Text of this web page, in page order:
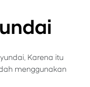
Karena itu
menggunakan